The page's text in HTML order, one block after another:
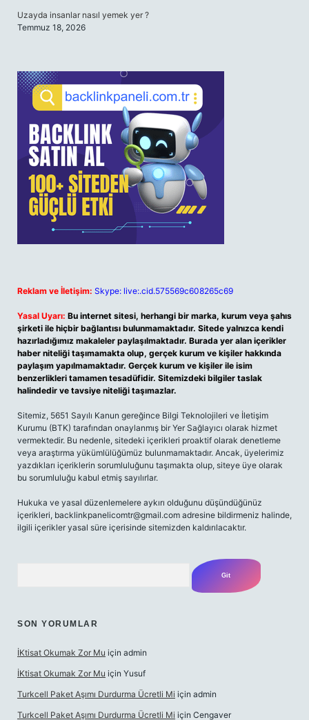
Uzayda insanlar nasıl yemek yer ?
Temmuz 18, 2026
Reklam ve İletişim: Skype: live:.cid.575569c608265c69
Yasal Uyarı: Bu internet sitesi, herhangi bir marka, kurum veya şahıs
şirketi ile hiçbir bağlantısı bulunmamaktadır. Sitede yalnızca kendi
hazırladığımız makaleler paylaşılmaktadır. Burada yer alan içerikler
haber niteliği taşımamakta olup, gerçek kurum ve kişiler hakkında
paylaşım yapılmamaktadır. Gerçek kurum ve kişiler ile isim
benzerlikleri tamamen tesadüfidir. Sitemizdeki bilgiler taslak
halindedir ve tavsiye niteliği taşımazlar.
Sitemiz, 5651 Sayılı Kanun gereğince Bilgi Teknolojileri ve İletişim
Kurumu (BTK) tarafından onaylanmış bir Yer Sağlayıcı olarak hizmet
vermektedir. Bu nedenle, sitedeki içerikleri proaktif olarak denetleme
veya araştırma yükümlülüğümüz bulunmamaktadır. Ancak, üyelerimiz
yazdıkları içeriklerin sorumluluğunu taşımakta olup, siteye üye olarak
bu sorumluluğu kabul etmiş sayılırlar.
Hukuka ve yasal düzenlemelere aykırı olduğunu düşündüğünüz
içerikleri, backlinkpanelicomtr@gmail.com adresine bildirmeniz halinde,
ilgili içerikler yasal süre içerisinde sitemizden kaldırılacaktır.
SON YORUMLAR
İKtisat Okumak Zor Mu için admin
İKtisat Okumak Zor Mu için Yusuf
Turkcell Paket Aşımı Durdurma Ücretli Mi için admin
Turkcell Paket Aşımı Durdurma Ücretli Mi için Cengaver